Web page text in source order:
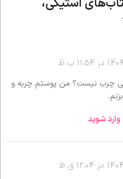
چرب نیست؟ من پوستم چربه و
شوید